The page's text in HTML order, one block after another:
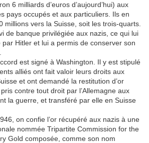
6 milliards d’euros d’aujourd’hui) aux
pays occupés et aux particuliers. Ils en
millions vers la Suisse, soit les trois-quarts.
de banque privilégiée aux nazis, ce qui lui
par Hitler et lui a permis de conserver son
est signé à Washington. Il y est stipulé
alliés ont fait valoir leurs droits aux
et ont demandé la restitution d’or
contre tout droit par l’Allemagne aux
la guerre, et transféré par elle en Suisse
on confie l’or récupéré aux nazis à une
nommée Tripartite Commission for the
Gold composée, comme son nom